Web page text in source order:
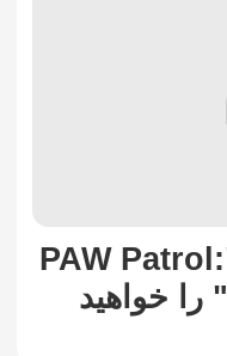
کدام قدرت ویژه از "PAW Patrol:
The Mighty Movie" را خواهید